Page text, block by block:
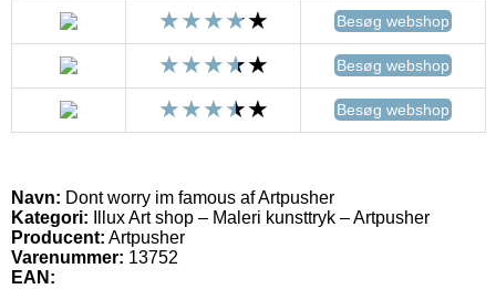
Besøg webshop
Besøg webshop
Besøg webshop
Navn: Dont worry im famous af Artpusher
Kategori: Illux Art shop – Maleri kunsttryk – Artpusher
Producent: Artpusher
Varenummer: 13752
EAN: